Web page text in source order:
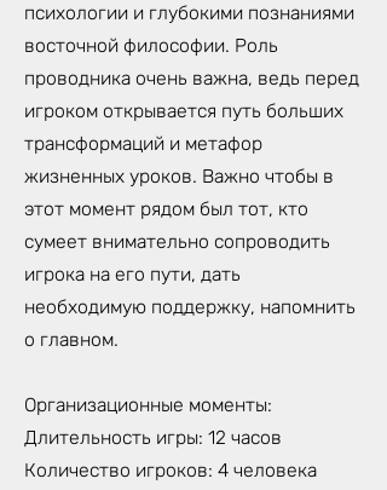
психологии и глубокими познаниями
восточной философии. Роль
проводника очень важна, ведь перед
игроком открывается путь больших
трансформаций и метафор
жизненных уроков. Важно чтобы в
этот момент рядом был тот, кто
сумеет внимательно сопроводить
игрока на его пути, дать
необходимую поддержку, напомнить
о главном.
Организационные моменты:
Длительность игры: 12 часов
Количество игроков: 4 человека